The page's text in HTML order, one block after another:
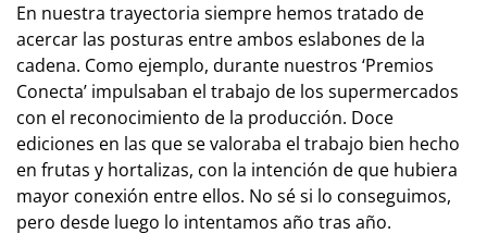
En nuestra trayectoria siempre hemos tratado de
acercar las posturas entre ambos eslabones de la
cadena. Como ejemplo, durante nuestros ‘Premios
Conecta’ impulsaban el trabajo de los supermercados
con el reconocimiento de la producción. Doce
ediciones en las que se valoraba el trabajo bien hecho
en frutas y hortalizas, con la intención de que hubiera
mayor conexión entre ellos. No sé si lo conseguimos,
pero desde luego lo intentamos año tras año.